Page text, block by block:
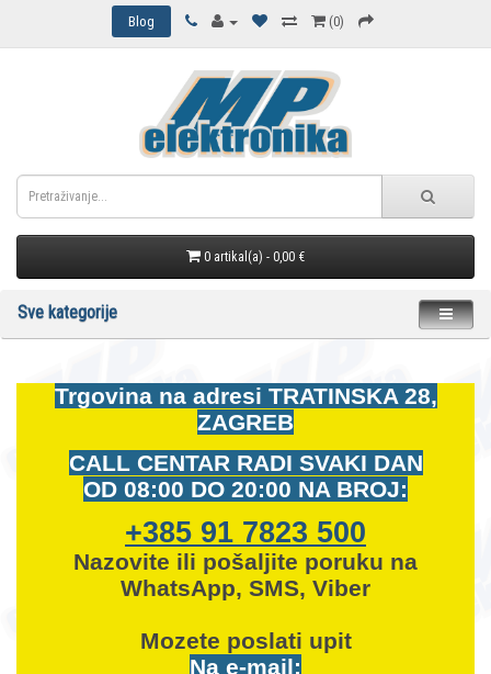
Blog (0)
0 artikal(a) - 0,00 €
Sve kategorije
Trgovina na adresi TRATINSKA 28,
ZAGREB
CALL CENTAR RADI SVAKI DAN
OD 08:00 DO 20:00 NA BROJ:
+385 91 7823 500
Nazovite ili pošaljite poruku na
WhatsApp, SMS, Viber
Mozete poslati upit
Na e-mail: